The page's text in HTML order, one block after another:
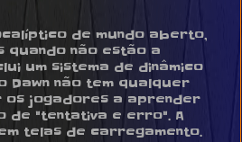
de mundo aberto,
não estão a
um sistema de dinâmico
Dawn não tem qualquer
jogadores a aprender
de "tentativa e erro". A
telas de carregamento.